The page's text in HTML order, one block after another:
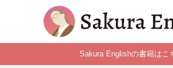
Sakura Englishの書籍はこ